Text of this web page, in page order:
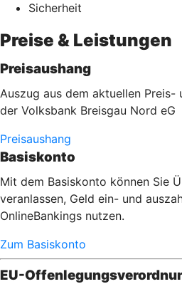
Sicherheit
Preise & Leistungen
Preisaushang
Auszug aus dem aktuellen Preis-
der Volksbank Breisgau Nord eG
Preisaushang
Basiskonto
Mit dem Basiskonto können Sie
veranlassen, Geld ein- und
OnlineBankings nutzen.
Zum Basiskonto
EU-